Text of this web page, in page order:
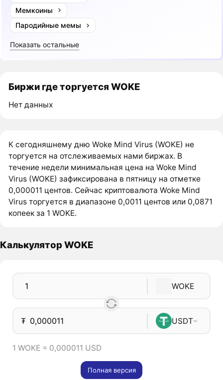
Мемкоины
Пародийные мемы
Показать остальные
Биржи где торгуется WOKE
Нет данных
К сегодняшнему дню Woke Mind Virus (WOKE) не
торгуется на отслеживаемых нами биржах. В
течение недели минимальная цена на Woke Mind
Virus (WOKE) зафиксирована в пятницу на отметке
0,000011 центов. Сейчас криптовалюта Woke Mind
Virus торгуется в диапазоне 0,0011 центов или 0,0871
копеек за 1 WOKE.
Калькулятор WOKE
WOKE
₮ USDT
1 WOKE = 0,000011 USD
Полная версия